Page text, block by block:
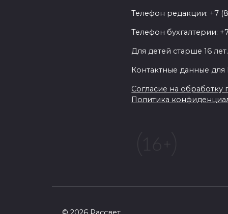
Телефон редакции: +7
Телефон бухгалтерии:
Для детей старше 16 лет.
Контактные данные
Согласие на
Политика